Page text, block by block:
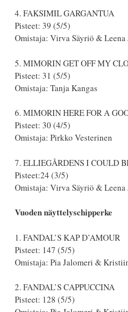
4. FAKSIMIL GARGANTUA
Pisteet: 39 (5/5)
Omistaja: Virva Säyriö & Leena
5. MIMORIN GET OFF MY
Pisteet: 31 (5/5)
Omistaja: Tanja Kangas
6. MIMORIN HERE FOR A
Pisteet: 30 (4/5)
Omistaja: Pirkko Vesterinen
7. ELLIEGÅRDENS I COULD
Pisteet:24 (3/5)
Omistaja: Virva Säyriö & Leena
Vuoden näyttelyschipperke
1. FANDAL’S KAP D’AMOUR
Pisteet: 147 (5/5)
Omistaja: Pia Jalomeri &
2. FANDAL’S CAPPUCCINA
Pisteet: 128 (5/5)